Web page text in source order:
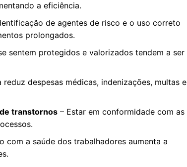
a eficiência.
de agentes de risco e o uso correto
prolongados.
sentem protegidos e valorizados tendem a ser
reduz despesas médicas, indenizações, multas e
transtornos – Estar em conformidade com as
com a saúde dos trabalhadores aumenta a